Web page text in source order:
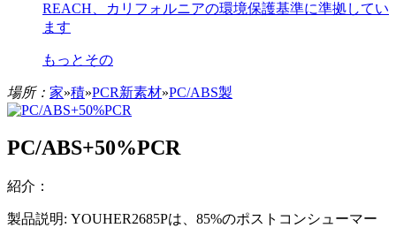
REACH、カリフォルニアの環境保護基準に準拠してい
ます
もっとその
場所： 家»積»PCR新素材»PC/ABS製
PC/ABS+50%PCR
紹介：
製品説明: YOUHER2685Pは、85%のポストコンシューマー